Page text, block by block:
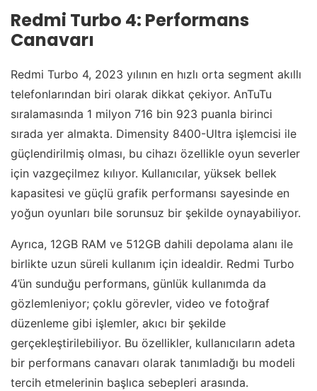
Redmi Turbo 4: Performans
Canavarı
Redmi Turbo 4, 2023 yılının en hızlı orta segment akıllı
telefonlarından biri olarak dikkat çekiyor. AnTuTu
sıralamasında 1 milyon 716 bin 923 puanla birinci
sırada yer almakta. Dimensity 8400-Ultra işlemcisi ile
güçlendirilmiş olması, bu cihazı özellikle oyun severler
için vazgeçilmez kılıyor. Kullanıcılar, yüksek bellek
kapasitesi ve güçlü grafik performansı sayesinde en
yoğun oyunları bile sorunsuz bir şekilde oynayabiliyor.
Ayrıca, 12GB RAM ve 512GB dahili depolama alanı ile
birlikte uzun süreli kullanım için idealdir. Redmi Turbo
4’ün sunduğu performans, günlük kullanımda da
gözlemleniyor; çoklu görevler, video ve fotoğraf
düzenleme gibi işlemler, akıcı bir şekilde
gerçekleştirilebiliyor. Bu özellikler, kullanıcıların adeta
bir performans canavarı olarak tanımladığı bu modeli
tercih etmelerinin başlıca sebepleri arasında.